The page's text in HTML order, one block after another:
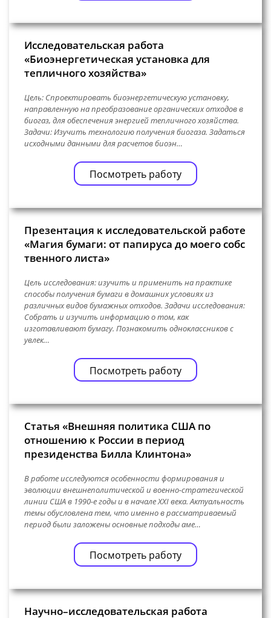
Исследовательская работа
«Биоэнергетическая установка для
тепличного хозяйства»
Цель: Спроектировать биоэнергетическую установку,
направленную на преобразование органических отходов в
биогаз, для обеспечения энергией тепличного хозяйства.
Задачи: Изучить технологию получения биогаза. Задаться
исходными данными для расчетов биоэн…
Посмотреть работу
Презентация к исследовательской работе
«Магия бумаги: от папируса до моего собс
твенного листа»
Цель исследования: изучить и применить на практике
способы получения бумаги в домашних условиях из
различных видов бумажных отходов. Задачи исследования:
Собрать и изучить информацию о том, как
изготавливают бумагу. Познакомить одноклассников с
увлек…
Посмотреть работу
Статья «Внешняя политика США по
отношению к России в период
президенства Билла Клинтона»
В работе исследуются особенности формирования и
эволюции внешнеполитической и военно-стратегической
линии США в 1990-е годы и в начале XXI века. Актуальность
темы обусловлена тем, что именно в рассматриваемый
период были заложены основные подходы аме…
Посмотреть работу
Научно–исследовательская работа